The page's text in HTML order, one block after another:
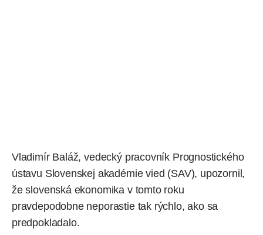
Vladimír Baláž, vedecký pracovník Prognostického
ústavu Slovenskej akadémie vied (SAV), upozornil,
že slovenská ekonomika v tomto roku
pravdepodobne neporastie tak rýchlo, ako sa
predpokladalo.